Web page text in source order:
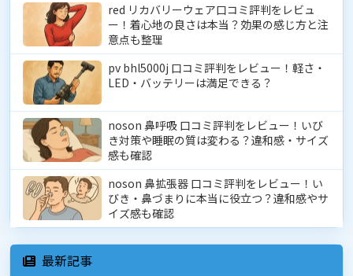
red リカバリーウェア口コミ評判をレビュ
ー！着心地の良さは本当？効果の感じ方と注
意点も整理
pv bhl5000j 口コミ評判をレビュー！軽さ・
LED・バッテリーは満足できる？
noson 鼻呼吸 口コミ評判をレビュー！いび
き対策や睡眠の質は変わる？違和感・サイズ
感も確認
noson 鼻拡張器 口コミ評判をレビュー！い
びき・鼻づまりに本当に役立つ？違和感やサ
イズ感も確認
最新記事